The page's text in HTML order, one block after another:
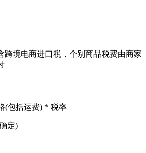
跨境电商进口税，个别商品税费由商家
(包括运费) * 税率
定)